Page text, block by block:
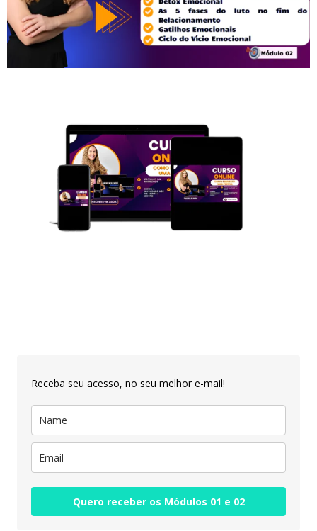
Receba seu acesso, no seu melhor e-mail!
Quero receber os Módulos 01 e 02